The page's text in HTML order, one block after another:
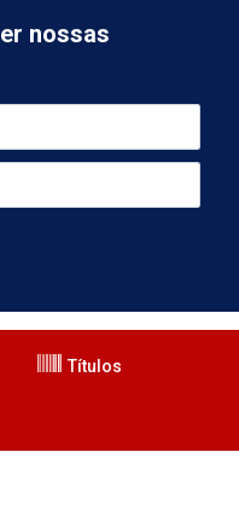
nossas
Títulos